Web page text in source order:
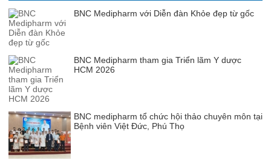
BNC Medipharm với Diễn đàn Khỏe đẹp từ gốc
BNC Medipharm tham gia Triển lãm Y dược
HCM 2026
BNC medipharm tổ chức hội thảo chuyên môn tại
Bệnh viên Việt Đức, Phú Thọ